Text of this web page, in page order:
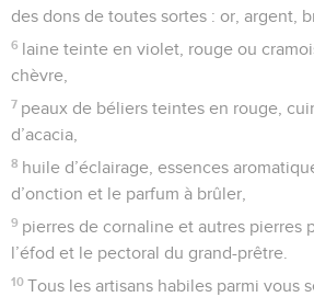
des dons de toutes sortes : or, argent,
6 laine teinte en violet, rouge ou
chèvre,
7 peaux de béliers teintes en rouge,
d’acacia,
8 huile d’éclairage, essences
d’onction et le parfum à brûler,
9 pierres de cornaline et autres pierres
l’éfod et le pectoral du grand-prêtre.
10 Tous les artisans habiles parmi vous